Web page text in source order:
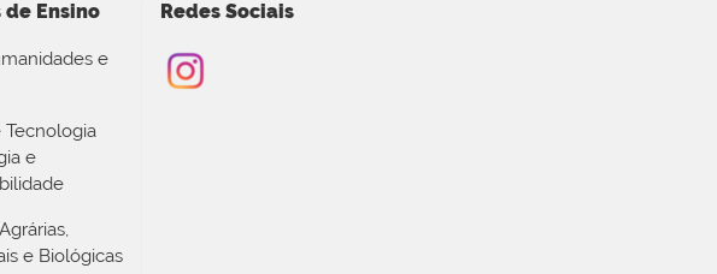
de Ensino
e
Tecnologia
e
e Biológicas
Redes Sociais